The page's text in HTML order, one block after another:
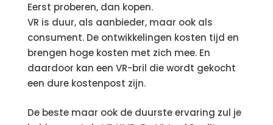
Eerst proberen, dan kopen.
VR is duur, als aanbieder, maar ook als
consument. De ontwikkelingen kosten tijd en
brengen hoge kosten met zich mee. En
daardoor kan een VR-bril die wordt gekocht
een dure kostenpost zijn.
De beste maar ook de duurste ervaring zul je